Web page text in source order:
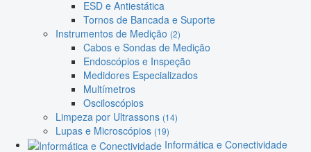
ESD e Antiestática
Tornos de Bancada e Suporte
Instrumentos de Medição (2)
Cabos e Sondas de Medição
Endoscópios e Inspeção
Medidores Especializados
Multímetros
Osciloscópios
Limpeza por Ultrassons (14)
Lupas e Microscópios (19)
Informática e Conectividade